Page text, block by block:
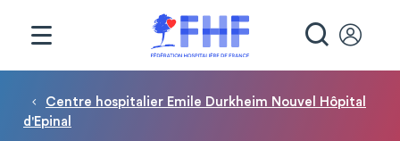
Fil d'Ariane
Centre hospitalier Emile Durkheim Nouvel Hôpital
d'Epinal
Panneau de gestion des cookies